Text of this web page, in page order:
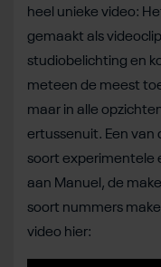
heel unieke video:
gemaakt als
studiobelichting en
meteen de meest
maar in alle
ertussenuit. Een van
soort experimentele
aan Manuel, de
soort nummers
video hier: